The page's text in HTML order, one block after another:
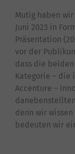
Mutig haben
Juni 2023 in
Präsentation
vor der
dass die
Kategorie – die
Accenture –
denn wir
bedeuten wir